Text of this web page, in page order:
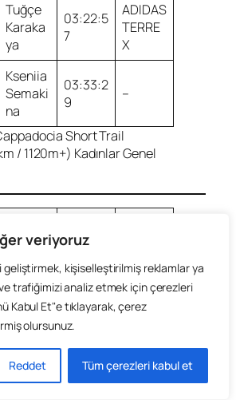
veriyoruz
geliştirmek, kişiselleştirilmiş reklamlar ya
trafiğimizi analiz etmek için çerezleri
Kabul Et"e tıklayarak, çerez
olursunuz.
Reddet Tüm çerezleri kabul et
Tuğçe
Karaka
ya
03:22:5
7
ADIDAS
TERRE
X
Kseniia
Semaki
na
03:33:2
9
–
Short Trail
/ 1120m+) Kadınlar Genel
Kulüp
BADGE
RS
12:34:1
2
(06:49:
39)
33)
Mehme
t
Uzunog
t Altin